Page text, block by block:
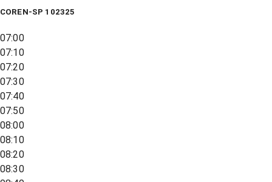
COREN-SP 102325
07:00
07:10
07:20
07:30
07:40
07:50
08:00
08:10
08:20
08:30